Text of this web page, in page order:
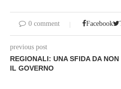
0 comment Facebook
previous post
REGIONALI: UNA SFIDA DA
IL GOVERNO